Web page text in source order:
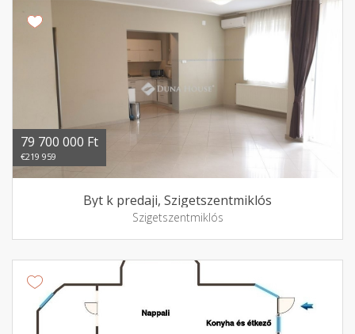
79 700 000 Ft
€219 959
Byt k predaji, Szigetszentmiklós
Szigetszentmiklós